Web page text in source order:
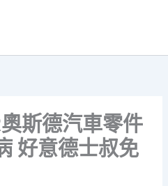
斯德汽車零件
好意德士叔免